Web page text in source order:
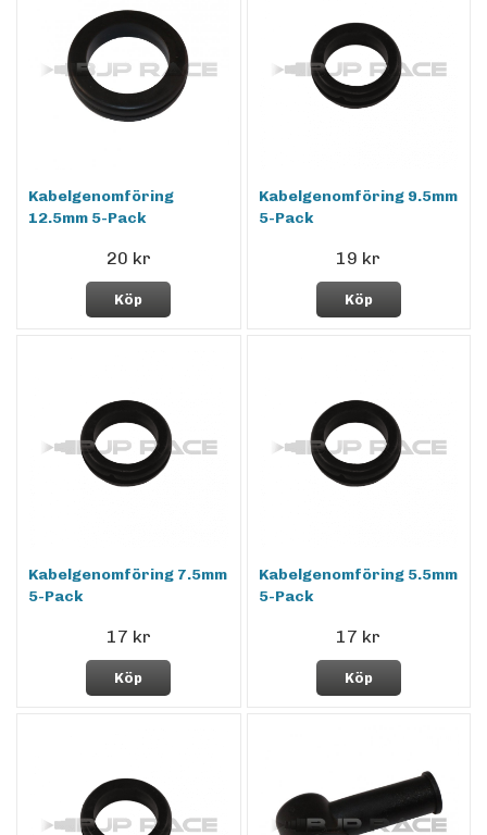
Kabelgenomföring
12.5mm 5-Pack
20 kr
Köp
Kabelgenomföring 9.5mm
5-Pack
19 kr
Köp
Kabelgenomföring 7.5mm
5-Pack
17 kr
Köp
Kabelgenomföring 5.5mm
5-Pack
17 kr
Köp